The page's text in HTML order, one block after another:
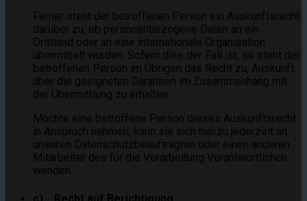
Ferner steht der betroffenen Person ein Auskunftsrecht
darüber zu, ob personenbezogene Daten an ein
Drittland oder an eine internationale Organisation
übermittelt wurden. Sofern dies der Fall ist, so steht der
betroffenen Person im Übrigen das Recht zu, Auskunft
über die geeigneten Garantien im Zusammenhang mit
der Übermittlung zu erhalten.
Möchte eine betroffene Person dieses Auskunftsrecht
in Anspruch nehmen, kann sie sich hierzu jederzeit an
unseren Datenschutzbeauftragten oder einen anderen
Mitarbeiter des für die Verarbeitung Verantwortlichen
wenden.
c) Recht auf Berichtigung